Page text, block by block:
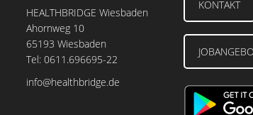
HEALTHBRIDGE Wiesbaden
Ahornweg 10
65193 Wiesbaden
Tel: 0611.696695-22
info@healthbridge.de
KONTAKT